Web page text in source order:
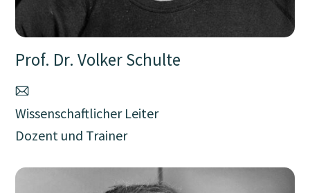
Prof. Dr. Volker Schulte
Wissenschaftlicher Leiter
Dozent und Trainer